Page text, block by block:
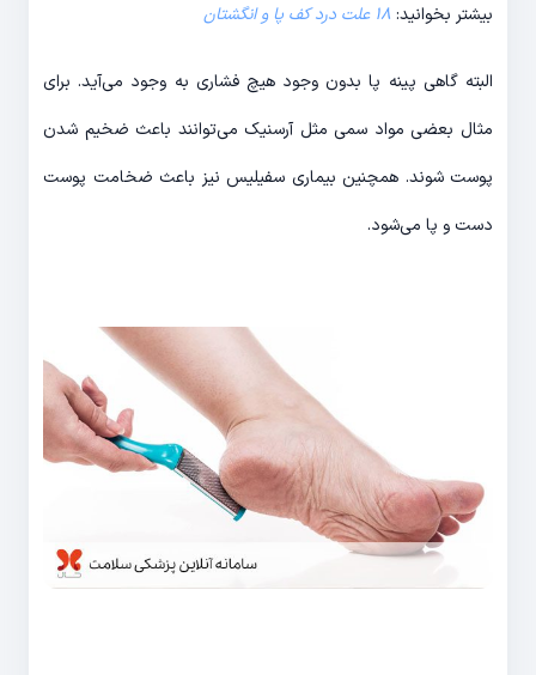
بیشتر بخوانید:
البته گاهی پینه پا بدون وجود هیچ فشاری به وجود می‌آید. برای
مثال بعضی مواد سمی مثل آرسنیک می‌توانند باعث ضخیم شدن
پوست شوند. همچنین بیماری سفیلیس نیز باعث ضخامت پوست
دست و پا می‌شود.